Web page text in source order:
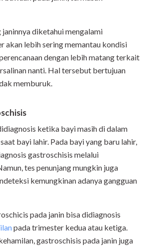
janinnya diketahui mengalami
akan lebih sering memantau kondisi
dengan lebih matang terkait
nanti. Hal tersebut bertujuan
memburuk.
ketika bayi masih di dalam
bayi lahir. Pada bayi yang baru lahir,
gastroschisis melalui
tes penunjang mungkin juga
kemungkinan adanya gangguan
pada janin bisa didiagnosis
pada trimester kedua atau ketiga.
gastroschisis pada janin juga